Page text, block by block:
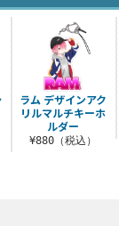
ラム デザインアク
リルマルチキーホ
ルダー
¥880（税込）